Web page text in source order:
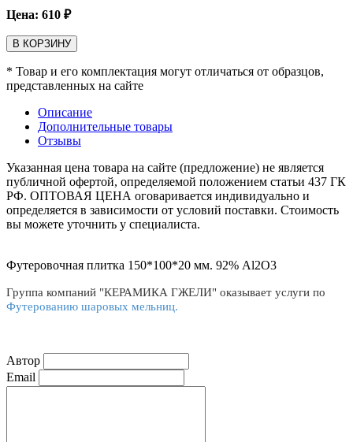
Цена: 610 ₽
В КОРЗИНУ
* Товар и его комплектация могут отличаться от образцов,
представленных на сайте
Описание
Дополнительные товары
Отзывы
Указанная цена товара на сайте (предложение) не является
публичной офертой, определяемой положением статьи 437 ГК
РФ. ОПТОВАЯ ЦЕНА оговаривается индивидуально и
определяется в зависимости от условий поставки. Стоимость
вы можете уточнить у специалиста.
Футеровочная плитка 150*100*20 мм. 92% Al2O3
Группа компаний "КЕРАМИКА ГЖЕЛИ" оказывает услуги по
Футерованию шаровых мельниц.
Автор
Email